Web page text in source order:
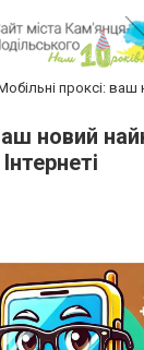
проксі:
новий
Інтернеті